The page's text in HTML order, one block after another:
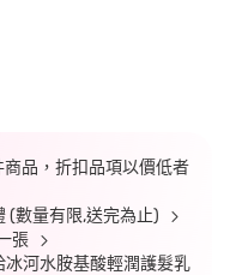
品，折扣品項以價低者
數量有限,送完為止)
張
河水胺基酸輕潤護髮乳